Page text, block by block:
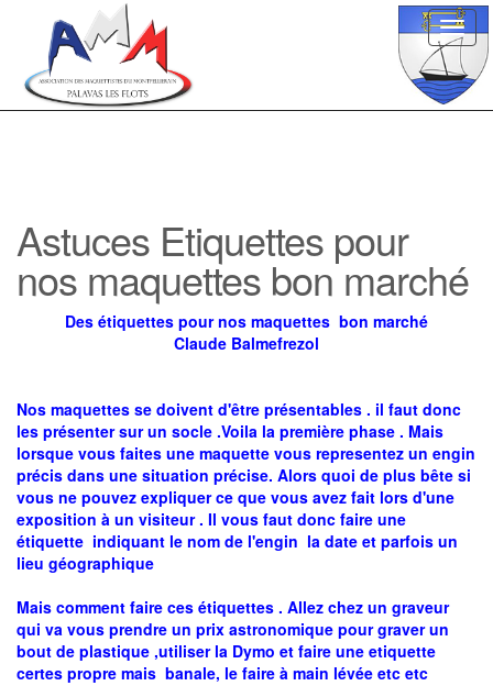
Astuces Etiquettes pour
nos maquettes bon marché
Des étiquettes pour nos maquettes bon marché
Claude Balmefrezol
Nos maquettes se doivent d'être présentables . il faut donc
les présenter sur un socle .Voila la première phase . Mais
lorsque vous faites une maquette vous representez un engin
précis dans une situation précise. Alors quoi de plus bête si
vous ne pouvez expliquer ce que vous avez fait lors d'une
exposition à un visiteur . Il vous faut donc faire une
étiquette indiquant le nom de l'engin la date et parfois un
lieu géographique
Mais comment faire ces étiquettes . Allez chez un graveur
qui va vous prendre un prix astronomique pour graver un
bout de plastique ,utiliser la Dymo et faire une etiquette
certes propre mais banale, le faire à main lévée etc etc